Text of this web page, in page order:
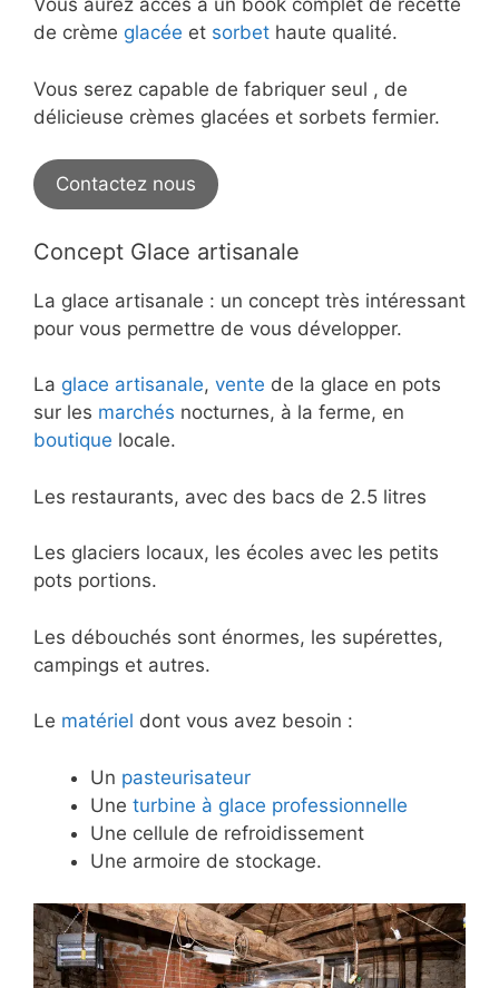
Vous aurez accès à un book complet de recette
de crème glacée et sorbet haute qualité.
Vous serez capable de fabriquer seul , de
délicieuse crèmes glacées et sorbets fermier.
Contactez nous
Concept Glace artisanale
La glace artisanale : un concept très intéressant
pour vous permettre de vous développer.
La glace artisanale, vente de la glace en pots
sur les marchés nocturnes, à la ferme, en
boutique locale.
Les restaurants, avec des bacs de 2.5 litres
Les glaciers locaux, les écoles avec les petits
pots portions.
Les débouchés sont énormes, les supérettes,
campings et autres.
Le matériel dont vous avez besoin :
Un pasteurisateur
Une turbine à glace professionnelle
Une cellule de refroidissement
Une armoire de stockage.